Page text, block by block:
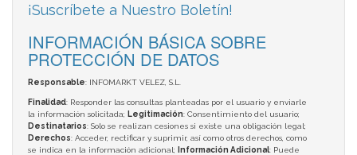
¡Suscríbete a Nuestro Boletín!
INFORMACIÓN BÁSICA SOBRE
PROTECCIÓN DE DATOS
Responsable: INFOMARKT VELEZ, S.L.
Finalidad: Responder las consultas planteadas por el usuario y enviarle
la información solicitada; Legitimación: Consentimiento del usuario;
Destinatarios: Solo se realizan cesiones si existe una obligación legal;
Derechos: Acceder, rectificar y suprimir, así como otros derechos, como
se indica en la información adicional;
Información Adicional: Puede